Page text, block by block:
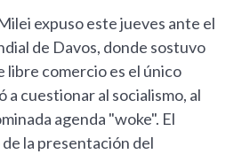
expuso este jueves ante el
de Davos, donde sostuvo
libre comercio es el único
a cuestionar al socialismo, al
agenda "woke". El
la presentación del